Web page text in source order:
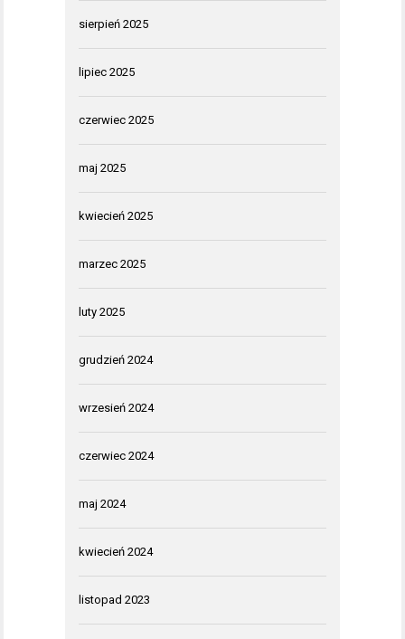
sierpień 2025
lipiec 2025
czerwiec 2025
maj 2025
kwiecień 2025
marzec 2025
luty 2025
grudzień 2024
wrzesień 2024
czerwiec 2024
maj 2024
kwiecień 2024
listopad 2023